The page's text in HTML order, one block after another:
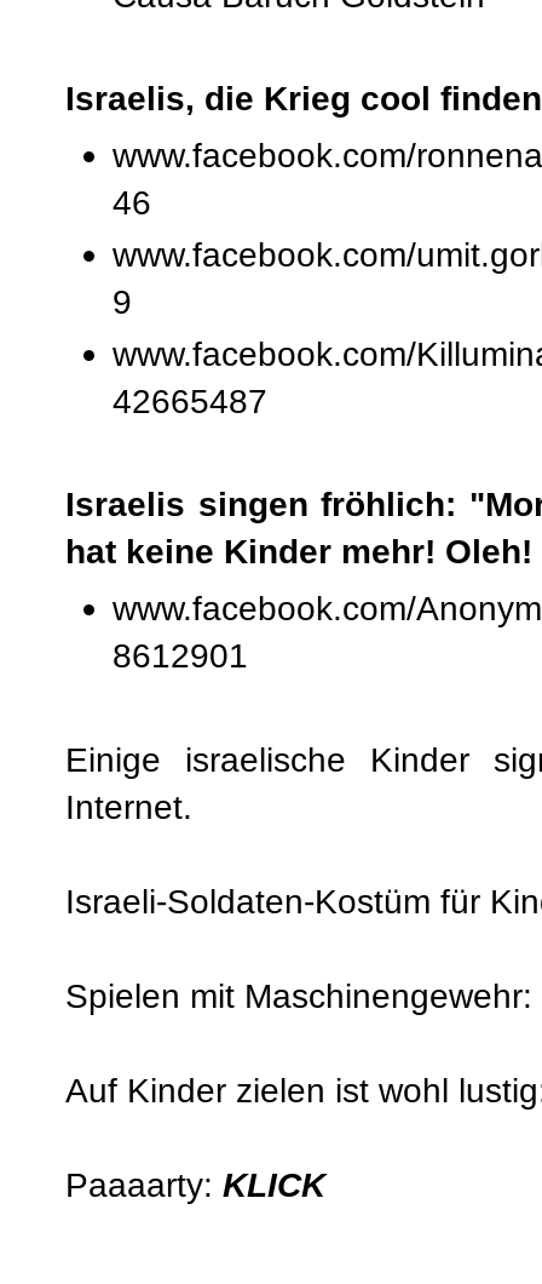
Israelis, die Krieg cool
www.facebook.com/
46
www.facebook.com/
9
www.facebook.com/
42665487
Israelis singen fröhlich:
hat keine Kinder mehr!
www.facebook.com/
8612901
Einige israelische Kinder
Internet.
Israeli-Soldaten-Kostüm für
Spielen mit Maschinengewehr:
Auf Kinder zielen ist wohl
Paaaarty: KLICK